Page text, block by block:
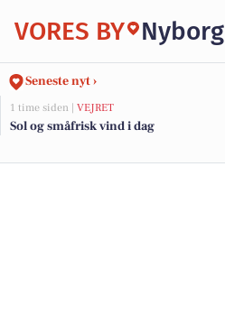
VORES BY Nyborg
Seneste nyt ›
1 time siden | VEJRET
Sol og småfrisk vind i dag